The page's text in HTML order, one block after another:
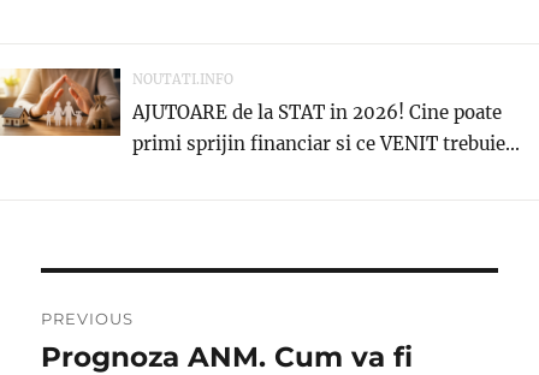
NOUTATI.INFO
AJUTOARE de la STAT in 2026! Cine poate
primi sprijin financiar si ce VENIT trebuie...
în
PREVIOUS
Previous
Prognoza ANM. Cum va fi